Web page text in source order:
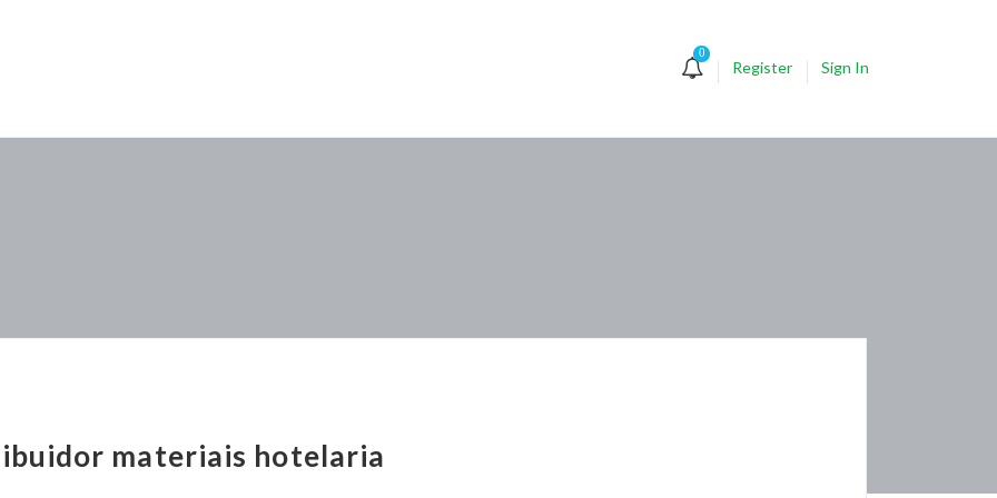
0
Register Sign In
materiais hotelaria